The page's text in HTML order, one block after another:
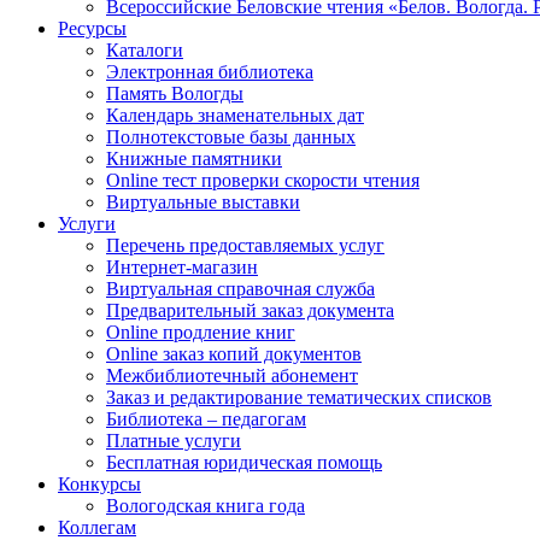
Всероссийские Беловские чтения «Белов. Вологда.
Ресурсы
Каталоги
Электронная библиотека
Память Вологды
Календарь знаменательных дат
Полнотекстовые базы данных
Книжные памятники
Online тест проверки скорости чтения
Виртуальные выставки
Услуги
Перечень предоставляемых услуг
Интернет-магазин
Виртуальная справочная служба
Предварительный заказ документа
Online продление книг
Online заказ копий документов
Межбиблиотечный абонемент
Заказ и редактирование тематических списков
Библиотека – педагогам
Платные услуги
Бесплатная юридическая помощь
Конкурсы
Вологодская книга года
Коллегам